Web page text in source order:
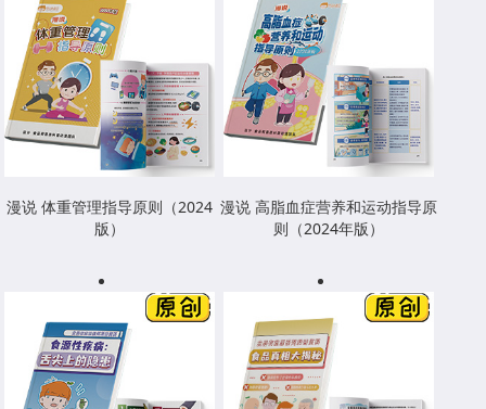
漫说 体重管理指导原则（2024
版）
漫说 高脂血症营养和运动指导原
则（2024年版）